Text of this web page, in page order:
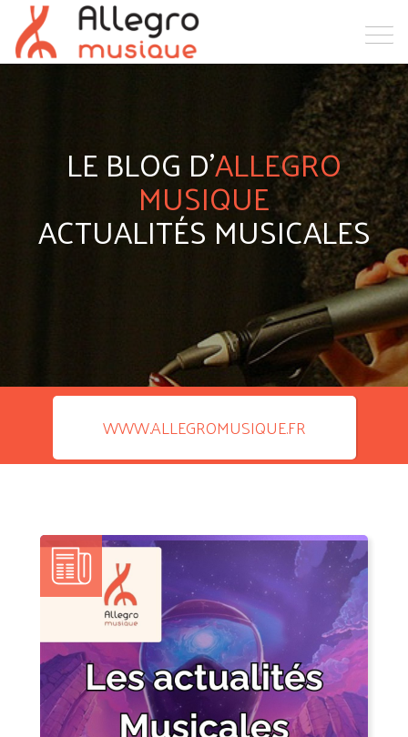
LE BLOG D'ALLEGRO
MUSIQUE
ACTUALITÉS MUSICALES
WWW.ALLEGROMUSIQUE.FR